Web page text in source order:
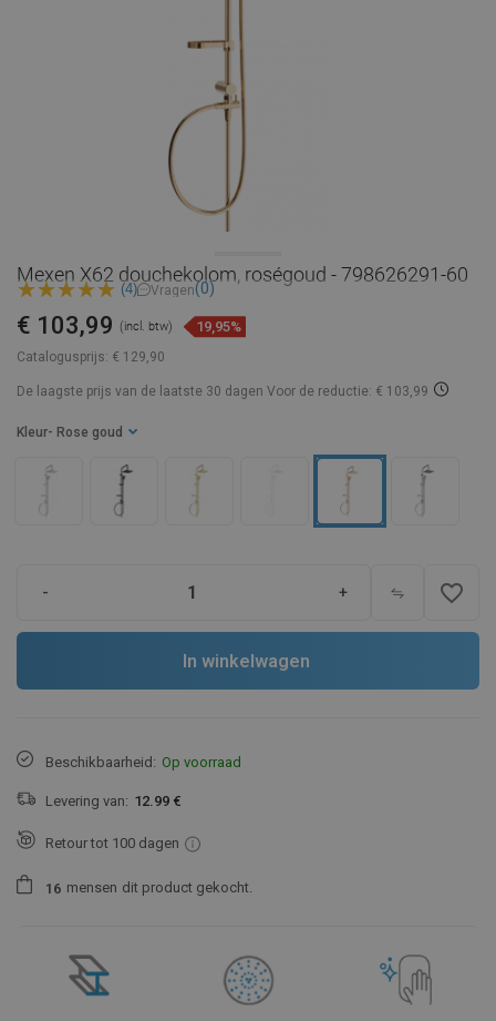
Mexen X62 douchekolom, roségoud - 798626291-60
(4) Vragen(0)
Catalogusprijs: € 129,90
€ 103,99 (incl. btw) 19,95%
De laagste prijs van de laatste 30 dagen Voor de reductie: € 103,99
Kleur - Rose goud
- + favorite_border
In winkelwagen
Beschikbaarheid: Op voorraad
Levering van: 12.99 €
Retour tot 100 dagen
1 6 mensen dit product gekocht.